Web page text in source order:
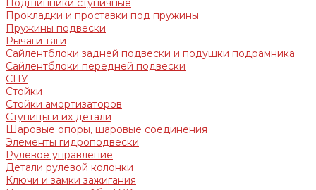
Прокладки и проставки под пружины
Пружины подвески
Рычаги тяги
Сайлентблоки задней подвески и подушки подрамника
Сайлентблоки передней подвески
СПУ
Стойки
Стойки амортизаторов
Ступицы и их детали
Шаровые опоры, шаровые соединения
Элементы гидроподвески
Рулевое управление
Детали рулевой колонки
Ключи и замки зажигания